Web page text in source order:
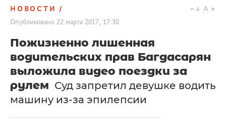
НОВОСТИ
Опубликовано 22 марта 2017, 17:30
a A
Пожизненно лишенная
водительских прав Багдасарян
выложила видео поездки за
рулем Суд запретил девушке водить
машину из-за эпилепсии